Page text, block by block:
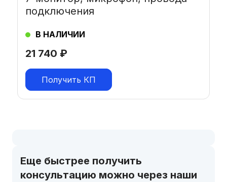
21 740 ₽
подключения
В НАЛИЧИИ
Получить КП
Еще быстрее получить
консультацию можно через наши